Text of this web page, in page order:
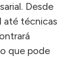
Desde
até técnicas
que pode